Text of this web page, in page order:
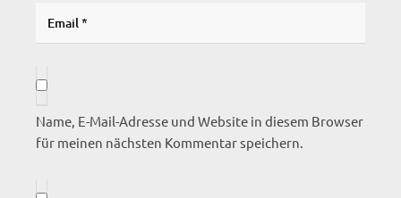
Name, E-Mail-Adresse und Website in diesem Browser
für meinen nächsten Kommentar speichern.